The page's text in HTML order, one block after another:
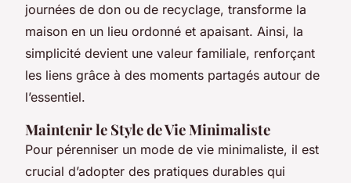
journées de don ou de recyclage, transforme la
maison en un lieu ordonné et apaisant. Ainsi, la
simplicité devient une valeur familiale, renforçant
les liens grâce à des moments partagés autour de
l’essentiel.
Maintenir le Style de Vie Minimaliste
Pour pérenniser un mode de vie minimaliste, il est
crucial d’adopter des pratiques durables qui